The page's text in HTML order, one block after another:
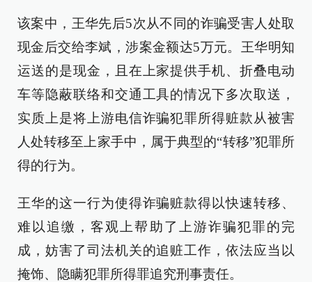
该案中，王华先后5次从不同的诈骗受害人处取
现金后交给李斌，涉案金额达5万元。王华明知
运送的是现金，且在上家提供手机、折叠电动
车等隐蔽联络和交通工具的情况下多次取送，
实质上是将上游电信诈骗犯罪所得赃款从被害
人处转移至上家手中，属于典型的“转移”犯罪所
得的行为。
王华的这一行为使得诈骗赃款得以快速转移、
难以追缴，客观上帮助了上游诈骗犯罪的完
成，妨害了司法机关的追赃工作，依法应当以
掩饰、隐瞒犯罪所得罪追究刑事责任。